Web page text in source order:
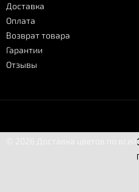
Доставка
Оплата
Возврат товара
Гарантии
Отзывы
© 2026 Доставка цветов по